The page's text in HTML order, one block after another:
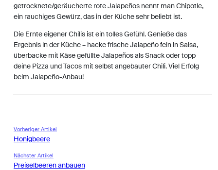
getrocknete/geräucherte rote Jalapeños nennt man Chipotle,
ein rauchiges Gewürz, das in der Küche sehr beliebt ist.
Die Ernte eigener Chilis ist ein tolles Gefühl. Genieße das
Ergebnis in der Küche – hacke frische Jalapeño fein in Salsa,
überbacke mit Käse gefüllte Jalapeños als Snack oder topp
deine Pizza und Tacos mit selbst angebauter Chili. Viel Erfolg
beim Jalapeño-Anbau!
Vorheriger Artikel
Honigbeere
Nächster Artikel
Preiselbeeren anbauen